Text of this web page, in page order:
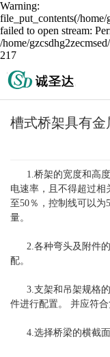
Warning:
file_put_contents(/home/
failed to open stream:
/home/
217
槽式桥架具有金
1.桥架的宽度和高度
电速率，且不得超过相
至50％，控制线可以为
量。
2.各种弯头及附件的
配。
3.支架和吊架规格的
件进行配置。 并应符合
4.选择桥梁的横截面